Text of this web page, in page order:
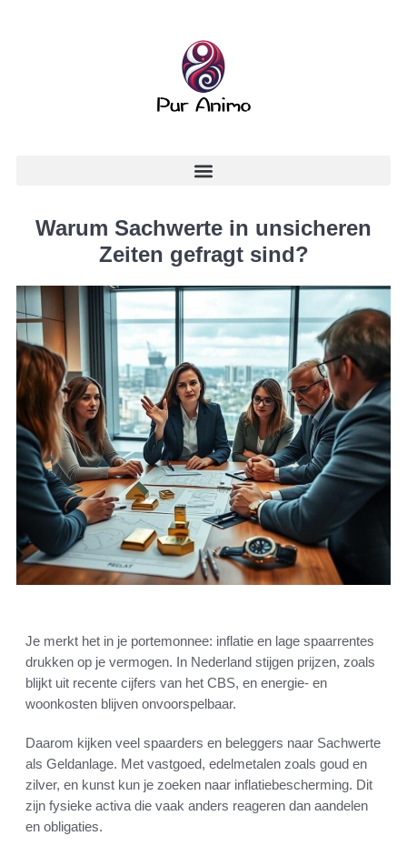
Warum Sachwerte in unsicheren
Zeiten gefragt sind?
Je merkt het in je portemonnee: inflatie en lage spaarrentes
drukken op je vermogen. In Nederland stijgen prijzen, zoals
blijkt uit recente cijfers van het CBS, en energie- en
woonkosten blijven onvoorspelbaar.
Daarom kijken veel spaarders en beleggers naar Sachwerte
als Geldanlage. Met vastgoed, edelmetalen zoals goud en
zilver, en kunst kun je zoeken naar inflatiebescherming. Dit
zijn fysieke activa die vaak anders reageren dan aandelen
en obligaties.